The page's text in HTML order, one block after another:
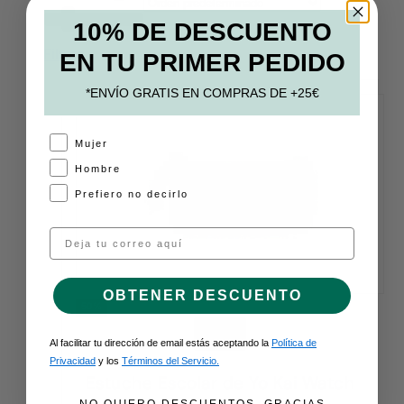
Filtros
10% DE DESCUENTO
EN TU PRIMER PEDIDO
*ENVÍO GRATIS EN COMPRAS DE +25€
A Mujer
Hombre
Prefiero no decirlo
Email
OBTENER DESCUENTO
Al facilitar tu dirección de email estás aceptando la Política de
Privacidad y los Términos del Servicio.